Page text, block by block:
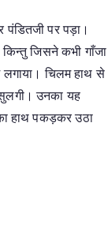
पर पड़ा।
जिसने कभी गाँजा
चिलम हाथ से
उनका यह
हाथ पकड़कर उठा